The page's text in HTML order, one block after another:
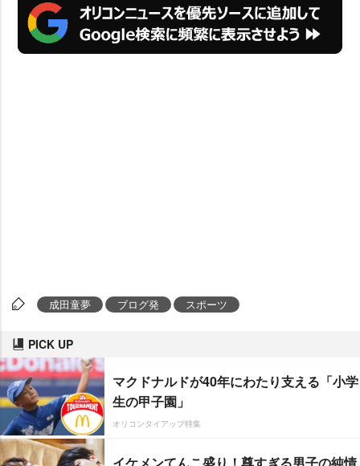
成田童夢 ブログ発 スポーツ
PICK UP
マクドナルドが40年にわたり支える「小学
生の甲子園」
オリコンタイアップ特集
イケメンてんこ盛り！尊すぎる男子の純情